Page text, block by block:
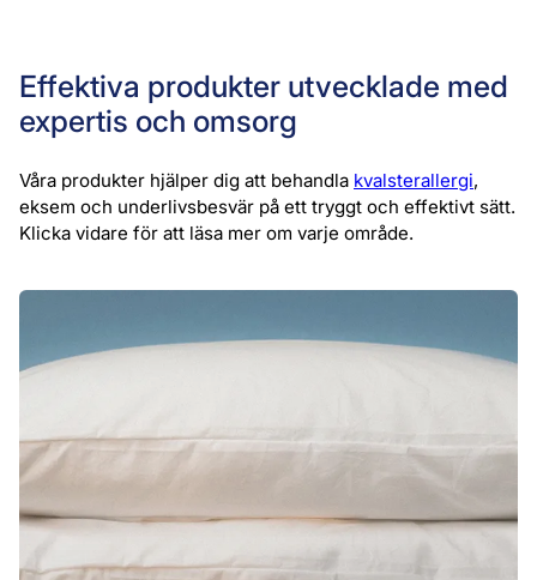
Effektiva produkter utvecklade med
expertis och omsorg
Våra produkter hjälper dig att behandla kvalsterallergi,
eksem och underlivsbesvär på ett tryggt och effektivt sätt.
Klicka vidare för att läsa mer om varje område.